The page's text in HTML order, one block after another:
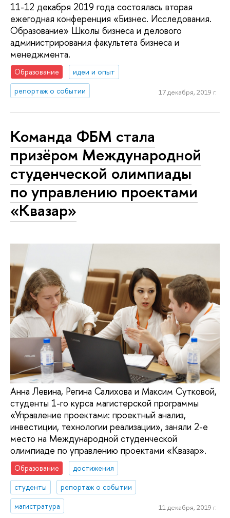
11-12 декабря 2019 года состоялась вторая
ежегодная конференция «Бизнес. Исследования.
Образование» Школы бизнеса и делового
администрирования факультета бизнеса и
менеджмента.
Образование
идеи и опыт
репортаж о событии
17 декабря, 2019 г.
Команда ФБМ стала
призёром Международной
студенческой олимпиады
по управлению проектами
«Квазар»
Анна Левина, Регина Салихова и Максим Сутковой,
студенты 1-го курса магистерской программы
«Управление проектами: проектный анализ,
инвестиции, технологии реализации», заняли 2-е
место на Международной студенческой
олимпиаде по управлению проектами «Квазар».
Образование
достижения
студенты
репортаж о событии
магистратура
11 декабря, 2019 г.